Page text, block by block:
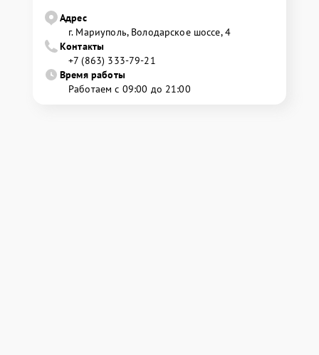
Адрес
г. Мариуполь, Володарское шоссе, 4
Контакты
+7 (863) 333-79-21
Время работы
Работаем с 09:00 до 21:00